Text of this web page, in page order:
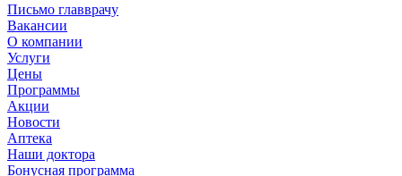
Письмо главврачу
Вакансии
О компании
Услуги
Цены
Программы
Акции
Новости
Аптека
Наши доктора
Бонусная программа